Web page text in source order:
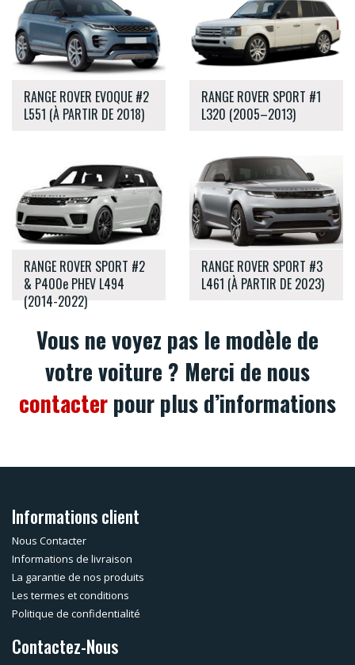
RANGE ROVER EVOQUE #2
L551 (À PARTIR DE 2018)
RANGE ROVER SPORT #1
L320 (2005–2013)
RANGE ROVER SPORT #2
& P400e PHEV L494
(2014-2022)
RANGE ROVER SPORT #3
L461 (À PARTIR DE 2023)
Vous ne voyez pas le modèle de
votre voiture ? Merci de nous
contacterpour plus d’informations
Informations client
Nous Contacter
Informations de livraison
La garantie de nos produits
Les termes et conditions
Politique de confidentialité
Contactez-Nous